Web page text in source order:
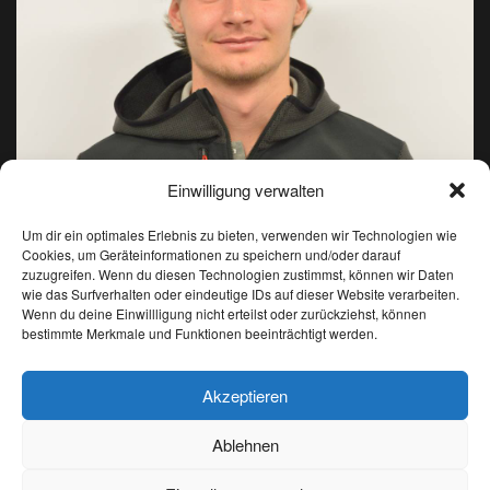
Einwilligung verwalten
Um dir ein optimales Erlebnis zu bieten, verwenden wir Technologien wie
Cookies, um Geräteinformationen zu speichern und/oder darauf
zuzugreifen. Wenn du diesen Technologien zustimmst, können wir Daten
wie das Surfverhalten oder eindeutige IDs auf dieser Website verarbeiten.
Wenn du deine Einwillligung nicht erteilst oder zurückziehst, können
bestimmte Merkmale und Funktionen beeinträchtigt werden.
Akzeptieren
Ablehnen
Tobias Kruselburger
ASV Ridnaun Biathlon Ski Alpin Langlauf
IBU CUP
Deutsch